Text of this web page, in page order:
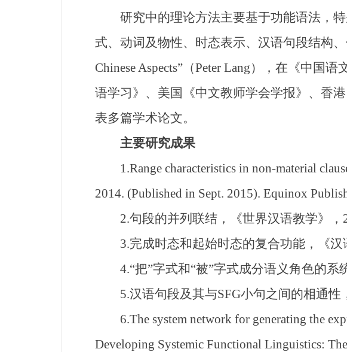
研究中的理论方法主要基于功能语法，特
式、动词及物性、时态表示、汉语句段结构
Chinese Aspects”（Peter Lang），在《中国
语学习》、美国《中文教师学会学报》、香
表多篇学术论文。
主要研究成果
1.Range characteristics in non-material
2014. (Published in Sept. 2015). Equinox
2.句段的并列联结，《世界汉语教学》，
3.完成时态和起始时态的复合功能，《汉
4.“把”字式和“被”字式成分语义角色的系
5.汉语句段及其与SFG小句之间的相通性
6.The system network for generating the
Developing Systemic Functional Linguistics: